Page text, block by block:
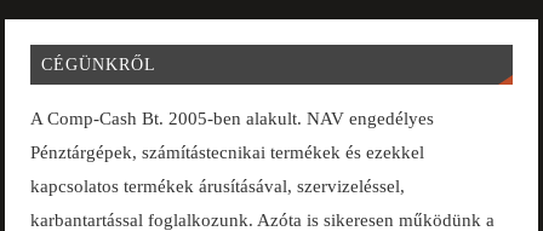
CÉGÜNKRŐL
A Comp-Cash Bt. 2005-ben alakult. NAV engedélyes
Pénztárgépek, számítástecnikai termékek és ezekkel
kapcsolatos termékek árusításával, szervizeléssel,
karbantartással foglalkozunk. Azóta is sikeresen működünk a